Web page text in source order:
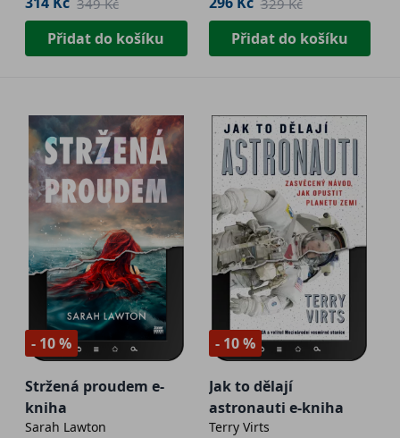
349 Kč
Přidat do košíku
329 Kč
Přidat do košíku
- 10 %
Stržená proudem e-
kniha
Sarah Lawton
- 10 %
Jak to dělají
astronauti e-kniha
Terry Virts